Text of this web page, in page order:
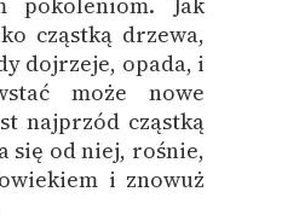
cząstką drzewa,
dojrzeje, opada, i
może nowe
najprzód cząstką
się od niej, rośnie,
i znowuż